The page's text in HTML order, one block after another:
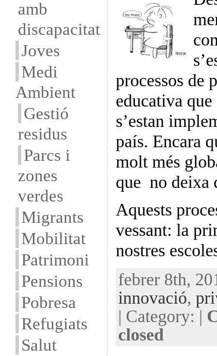
amb
discapacitat
Joves
Medi
Ambient
Gestió
residus
Parcs i
zones
verdes
Migrants
Mobilitat
Patrimoni
Pensions
Pobresa
Refugiats
Salut
processos de
educativa
s’estan
país. Encara
molt més
que no deixa
Aquests
vessant: la
nostres
febrer 8th,
innovació,
| Category: |
closed